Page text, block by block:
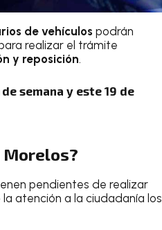
de vehículos podrán
realizar el trámite
y reposición.
semana y este 19 de
pendientes de realizar
la atención a la ciudadanía los